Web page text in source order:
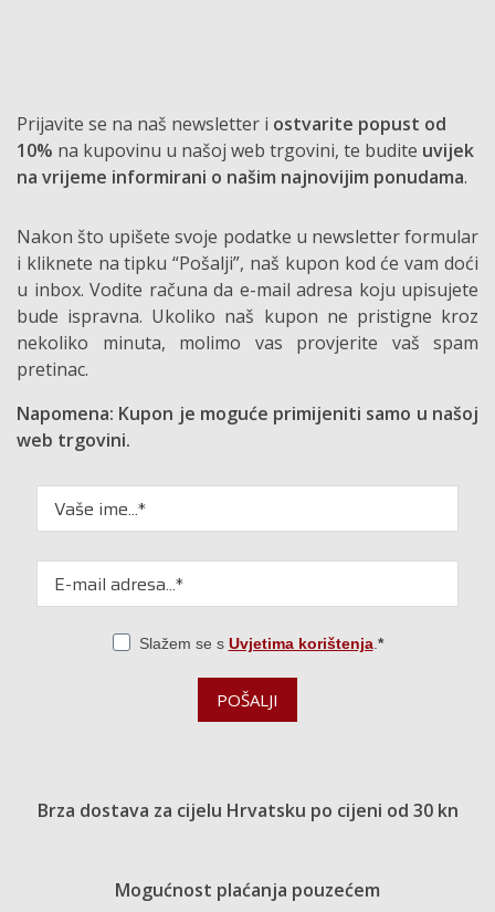
Prijavite se na naš newsletter i ostvarite popust od
10% na kupovinu u našoj web trgovini, te budite uvijek
na vrijeme informirani o našim najnovijim ponudama.
Nakon što upišete svoje podatke u newsletter formular
i kliknete na tipku “Pošalji”, naš kupon kod će vam doći
u inbox. Vodite računa da e-mail adresa koju upisujete
bude ispravna. Ukoliko naš kupon ne pristigne kroz
nekoliko minuta, molimo vas provjerite vaš spam
pretinac.
Napomena: Kupon je moguće primijeniti samo u našoj
web trgovini.
Slažem se s Uvjetima korištenja.
POŠALJI
Brza dostava za cijelu Hrvatsku po cijeni od 30 kn
Mogućnost plaćanja pouzećem